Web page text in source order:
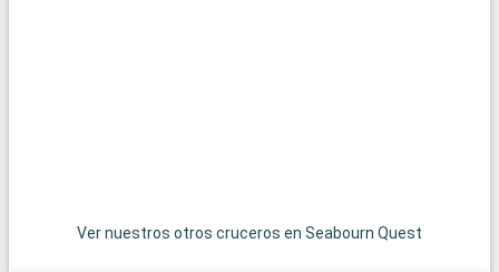
Ver nuestros otros cruceros en Seabourn Quest